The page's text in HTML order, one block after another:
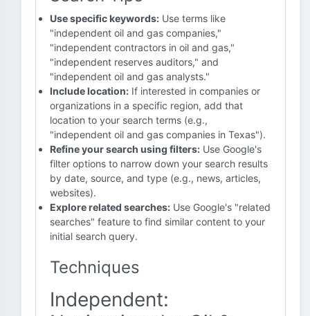
Use specific keywords: Use terms like
"independent oil and gas companies,"
"independent contractors in oil and gas,"
"independent reserves auditors," and
"independent oil and gas analysts."
Include location: If interested in companies or
organizations in a specific region, add that
location to your search terms (e.g.,
"independent oil and gas companies in Texas").
Refine your search using filters: Use Google's
filter options to narrow down your search results
by date, source, and type (e.g., news, articles,
websites).
Explore related searches: Use Google's "related
searches" feature to find similar content to your
initial search query.
Techniques
Independent: